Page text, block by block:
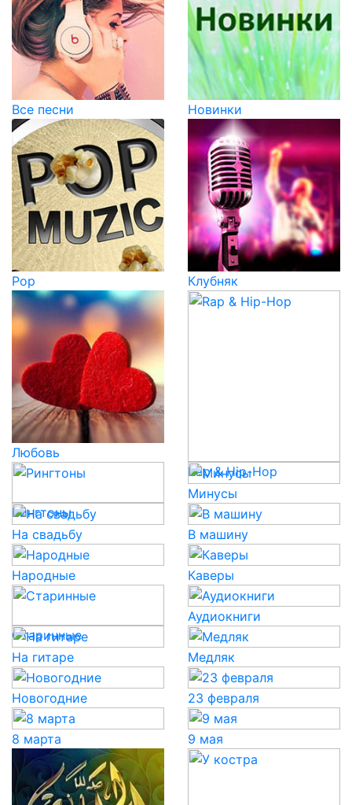
Все песни Новинки
Pop Клубняк
Любовь
Rap & Hip-Hop
Рингтоны
Минусы
На свадьбу В машину
Народные Каверы
Старинные
Аудиокниги
На гитаре Медляк
Новогодние 23 февраля
8 марта 9 мая